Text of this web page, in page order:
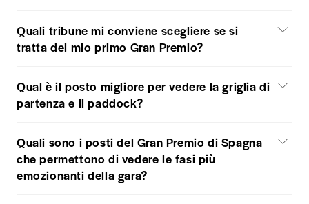
Quali tribune mi conviene scegliere se si
tratta del mio primo Gran Premio?
Qual è il posto migliore per vedere la griglia di
partenza e il paddock?
Quali sono i posti del Gran Premio di Spagna
che permettono di vedere le fasi più
emozionanti della gara?